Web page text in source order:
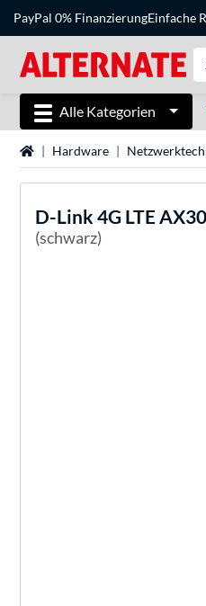
PayPal 0% FinanzierungEinfache
Alle Kategorien
StartseiteHardware
D-Link 4G LTE
(schwarz)